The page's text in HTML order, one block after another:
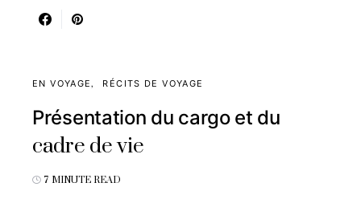
EN VOYAGE RÉCITS DE VOYAGE
Présentation du cargo et du
cadre de vie
7 MINUTE READ